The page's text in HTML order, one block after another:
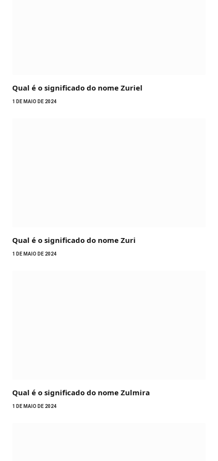
Qual é o significado do nome Zuriel
1 DE MAIO DE 2024
Qual é o significado do nome Zuri
1 DE MAIO DE 2024
Qual é o significado do nome Zulmira
1 DE MAIO DE 2024